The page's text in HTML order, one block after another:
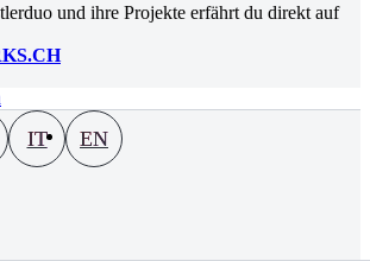
und ihre Projekte erfährt du direkt auf
IT EN